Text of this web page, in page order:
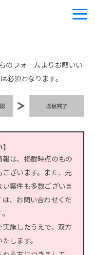
のフォームよりお願いい
必須となります。
は、掲載時点のもの
ざいます。また、元
案件も多数ございま
、お問い合わせくだ
施したうえで、双方
します。